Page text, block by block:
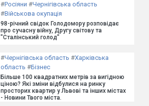
#Росіяни #Чернігівська область
#Військова окупація
98-річний свідок Голодомору розповідає
про сучасну війну, Другу світову та
"Сталінський голод"
#Чернігівська область #Харківська
область #Бізнес
Більше 100 квадратних метрів за вигідною
ціною? Які зміни відбулися на ринку
просторих квартир у Львові та інших містах
- Новини Твого міста.